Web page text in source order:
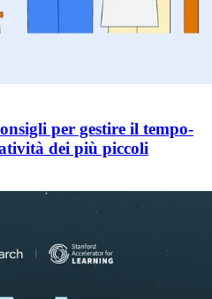
per gestire il tempo-
dei più piccoli